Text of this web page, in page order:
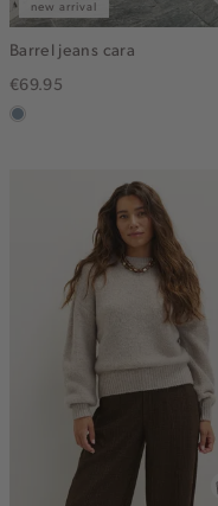
new arrival
Barrel jeans cara
€69.95
dusty